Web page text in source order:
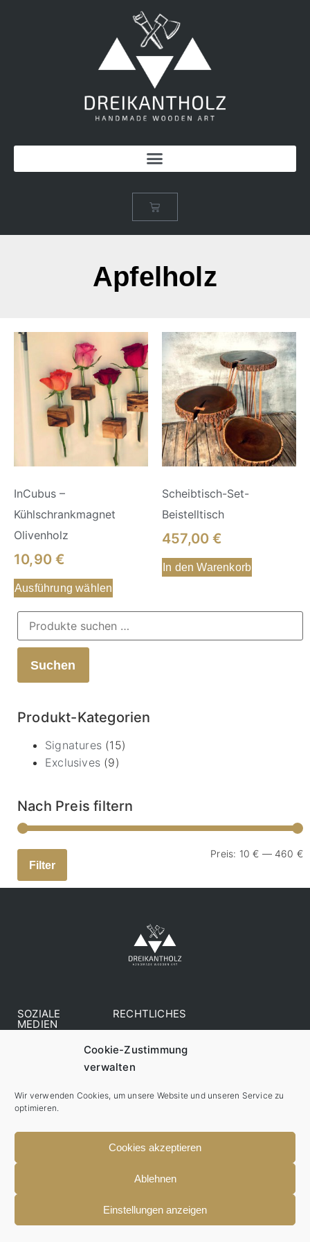
Cookie-Zustimmung
verwalten
Wir verwenden Cookies, um unsere Website und unseren Service zu
optimieren.
Cookies akzeptieren
Ablehnen
Einstellungen anzeigen
Apfelholz
InCubus –
Kühlschrankmagnet
Olivenholz
10,90€
Ausführung wählen
Scheibtisch-Set-
Beistelltisch
457,00€
In den Warenkorb
Suchen
Produkt-Kategorien
Signatures (15)
Exclusives (9)
Nach Preis filtern
Filter
Preis: 10 € — 460 €
SOZIALE
MEDIEN
RECHTLICHES
AGB
Datenschutzerklärung
Cookie-Richtlinie (EU)
© Dreikantholz - All rights reserved